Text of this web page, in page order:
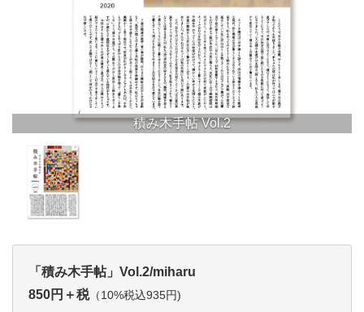
積み木手帖 Vol.2
「積み木手帖」Vol.2/miharu
850円＋税（10%税込935円)